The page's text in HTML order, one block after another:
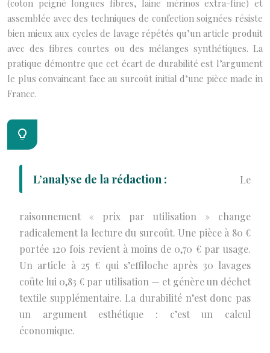
(coton peigné longues fibres, laine mérinos extra-fine) et
assemblée avec des techniques de confection soignées résiste
bien mieux aux cycles de lavage répétés qu’un article produit
avec des fibres courtes ou des mélanges synthétiques. La
pratique démontre que cet écart de durabilité est l’argument
le plus convaincant face au surcoût initial d’une pièce made in
France.
L’analyse de la rédaction : Le
raisonnement « prix par utilisation » change
radicalement la lecture du surcoût. Une pièce à 80 €
portée 120 fois revient à moins de 0,70 € par usage.
Un article à 25 € qui s’effiloche après 30 lavages
coûte lui 0,83 € par utilisation — et génère un déchet
textile supplémentaire. La durabilité n’est donc pas
un argument esthétique : c’est un calcul
économique.